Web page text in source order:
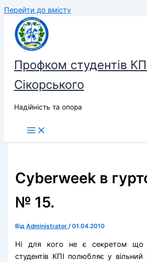
Перейти до вмісту
Профком студентів
Сікорського
Надійність та опора
Сyberweek в
№ 15.
ВідAdministrator/01.04.2010
Ні для кого не є секретом що
студентів КПІ полюбляє у вільний